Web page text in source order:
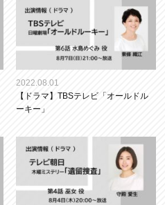
2022.08.01
【ドラマ】TBSテレビ「オールドル
ーキー」